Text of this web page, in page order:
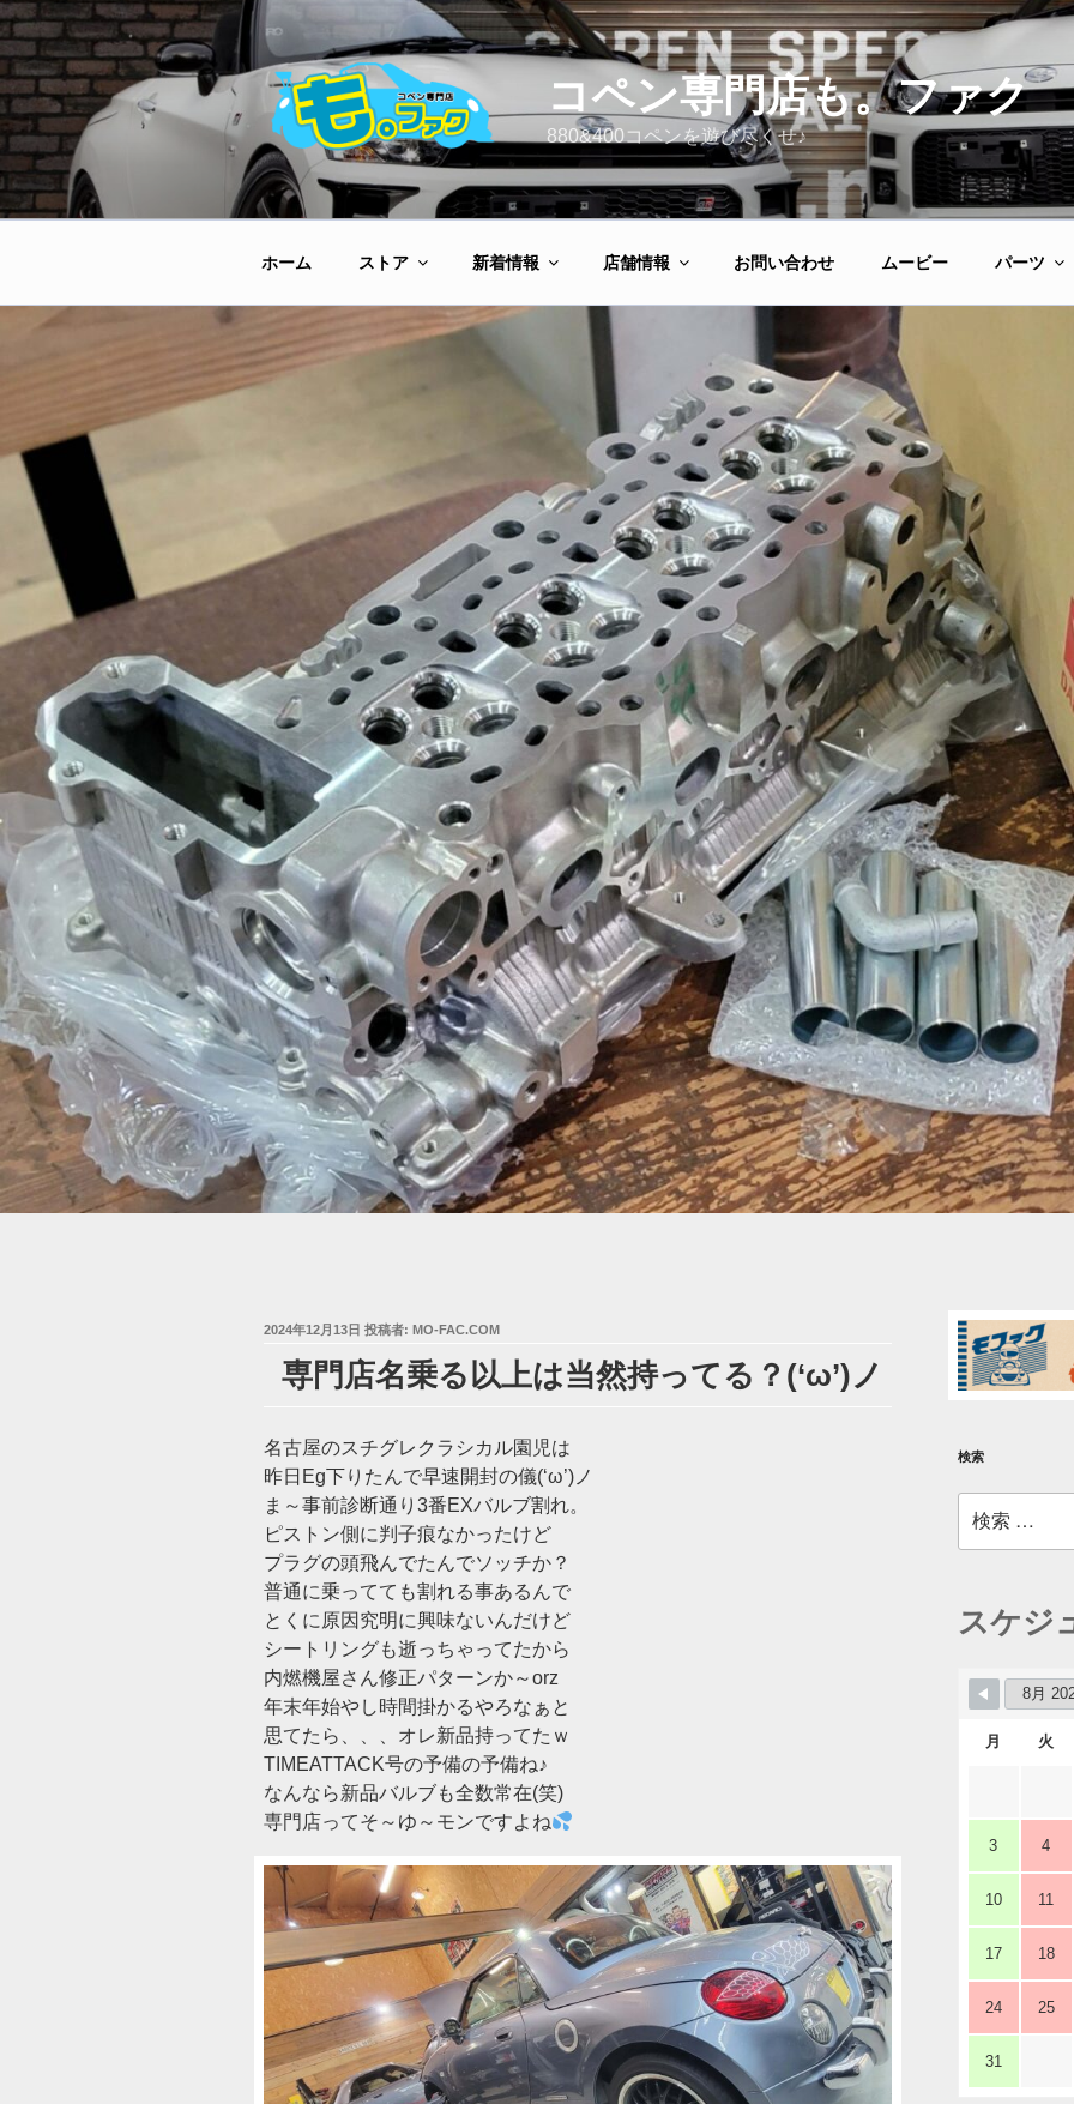
コ
ン
テ
ン
ツ
へ
ス
キ
コペン専門店も。ファク
880&400コペンを遊び尽くせ♪
ホーム ストア 新着情報 店舗情報 お問い合わせ ムービー パーツ
投
2024年12月13日 投稿者: MO-FAC.COM
専門店名乗る以上は当然持ってる？(‘ω’)ノ
名古屋のスチグレクラシカル園児は
昨日Eg下りたんで早速開封の儀(‘ω’)ノ
ま～事前診断通り3番EXバルブ割れ。
ピストン側に判子痕なかったけど
プラグの頭飛んでたんでソッチか？
普通に乗ってても割れる事あるんで
とくに原因究明に興味ないんだけど
シートリングも逝っちゃってたから
内燃機屋さん修正パターンか～orz
年末年始やし時間掛かるやろなぁと
思てたら、、、オレ新品持ってたｗ
TIMEATTACK号の予備の予備ね♪
なんなら新品バルブも全数常在(笑)
専門店ってそ～ゆ～モンですよね
検索
索:
スケジ
月 火
3 4
10 11
17 18
24 25
31